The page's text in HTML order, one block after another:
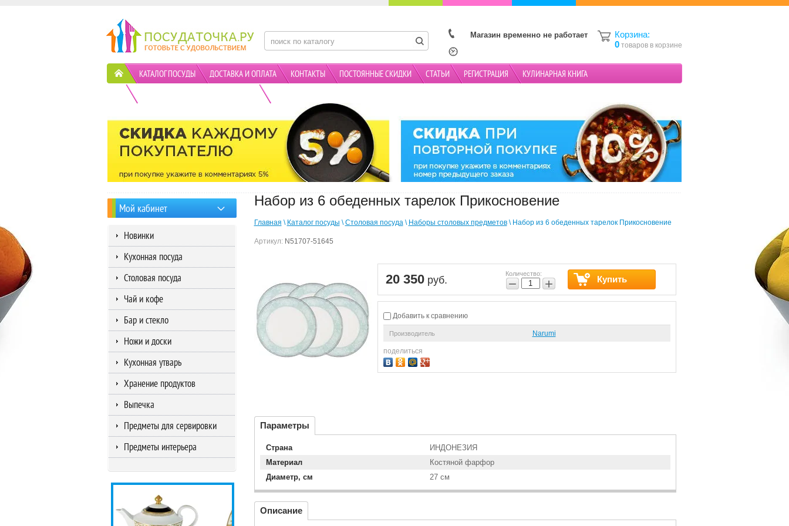
Магазин временно не работает
КАТАЛОГ ПОСУДЫ ДОСТАВКА И ОПЛАТА КОНТАКТЫ ПОСТОЯННЫЕ СКИДКИ СТАТЬИ РЕГИСТРАЦИЯ
КУЛИНАРНАЯ КНИГА
Корзина:
0товаров в корзине
Набор из 6 обеденных тарелок Прикосновение
Главная \ Каталог посуды \Столовая посуда\ Наборы столовых предметов\ Набор из 6 обеденных тарелок Прикосновение
Артикул:N51707-51645
20 350руб.
Количество:
− + Купить
Добавить к сравнению
Производитель Narumi
поделиться
Параметры
Страна
ИНДОНЕЗИЯ
Материал
Костяной фарфор
Диаметр, см
27 см
Описание
Мой кабинет
Новинки
Кухонная посуда
Столовая посуда
Чай и кофе
Бар и стекло
Ножи и доски
Кухонная утварь
Хранение продуктов
Выпечка
Предметы для сервировки
Предметы интерьера